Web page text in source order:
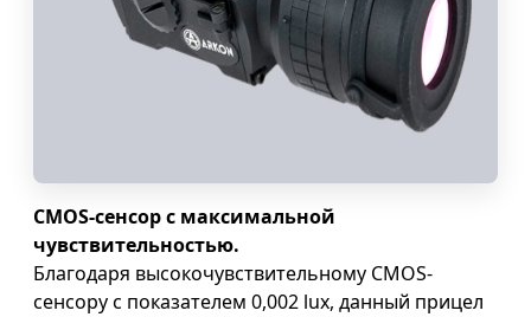
CMOS-сенсор с максимальной
чувствительностью.
Благодаря высокочувствительному CMOS-
сенсору с показателем 0,002 lux, данный прицел